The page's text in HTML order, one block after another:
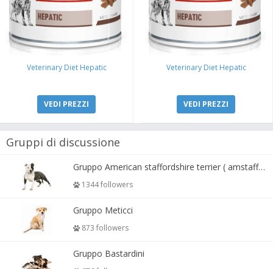
Veterinary Diet Hepatic
VEDI PREZZI
Veterinary Diet Hepatic
VEDI PREZZI
Gruppi di discussione
Gruppo American staffordshire terrier ( amstaff, amastaff )
1344 followers
Gruppo Meticci
873 followers
Gruppo Bastardini